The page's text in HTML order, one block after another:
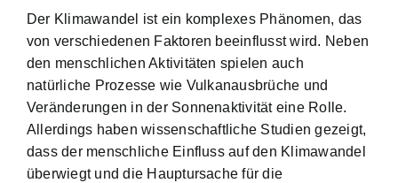
Der Klimawandel ist ein komplexes Phänomen, das
von verschiedenen Faktoren beeinflusst wird. Neben
den menschlichen Aktivitäten spielen auch
natürliche Prozesse wie Vulkanausbrüche und
Veränderungen in der Sonnenaktivität eine Rolle.
Allerdings haben wissenschaftliche Studien gezeigt,
dass der menschliche Einfluss auf den Klimawandel
überwiegt und die Hauptursache für die